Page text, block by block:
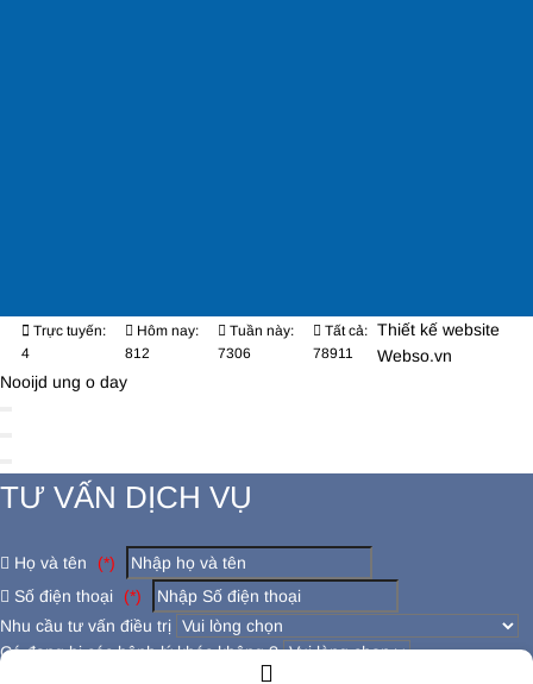
Trực tuyến:
4
Hôm nay:
812
Tuần này:
7306
Tất cả:
78911
Thiết kế website
Webso.vn
Nooijd ung o day
TƯ VẤN DỊCH VỤ
Họ và tên
(*)
Số điện thoại
(*)
Nhu cầu tư vấn điều trị
Có đang bị các bệnh lý khác không ?